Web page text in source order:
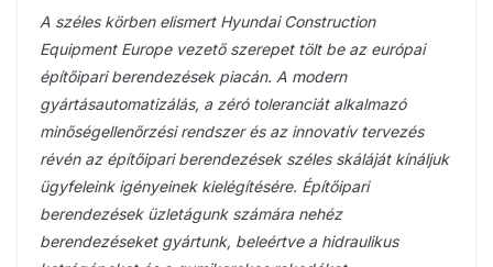
A széles körben elismert Hyundai Construction
Equipment Europe vezető szerepet tölt be az európai
építőipari berendezések piacán. A modern
gyártásautomatizálás, a zéró toleranciát alkalmazó
minőségellenőrzési rendszer és az innovatív tervezés
révén az építőipari berendezések széles skáláját kínáljuk
ügyfeleink igényeinek kielégítésére. Építőipari
berendezések üzletágunk számára nehéz
berendezéseket gyártunk, beleértve a hidraulikus